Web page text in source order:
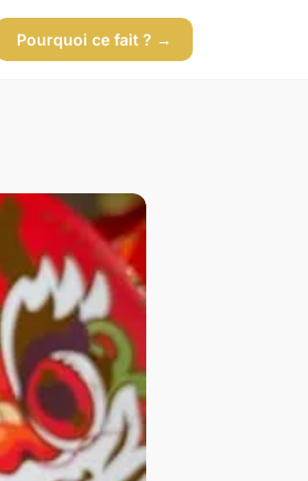
Pourquoi ce fait ? →